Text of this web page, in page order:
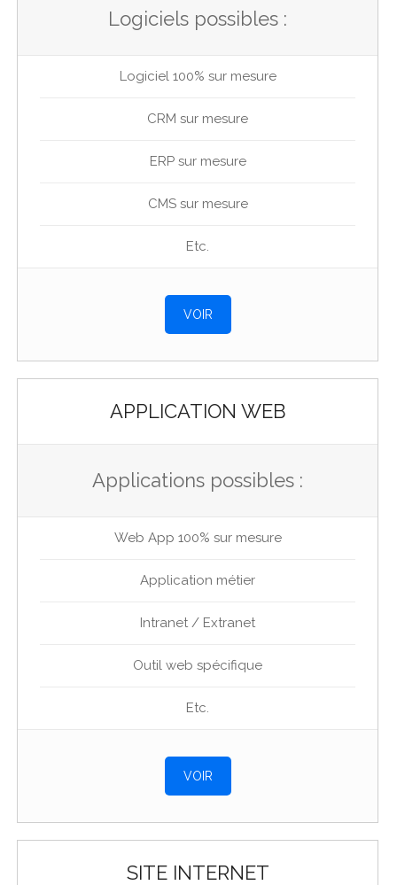
Logiciels possibles :
Logiciel 100% sur mesure
CRM sur mesure
ERP sur mesure
CMS sur mesure
Etc.
VOIR
APPLICATION WEB
Applications possibles :
Web App 100% sur mesure
Application métier
Intranet / Extranet
Outil web spécifique
Etc.
VOIR
SITE INTERNET